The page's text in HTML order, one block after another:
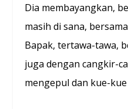
Dia membayangkan,
masih di sana,
Bapak, tertawa-tawa,
juga dengan cangkir-
mengepul dan kue-